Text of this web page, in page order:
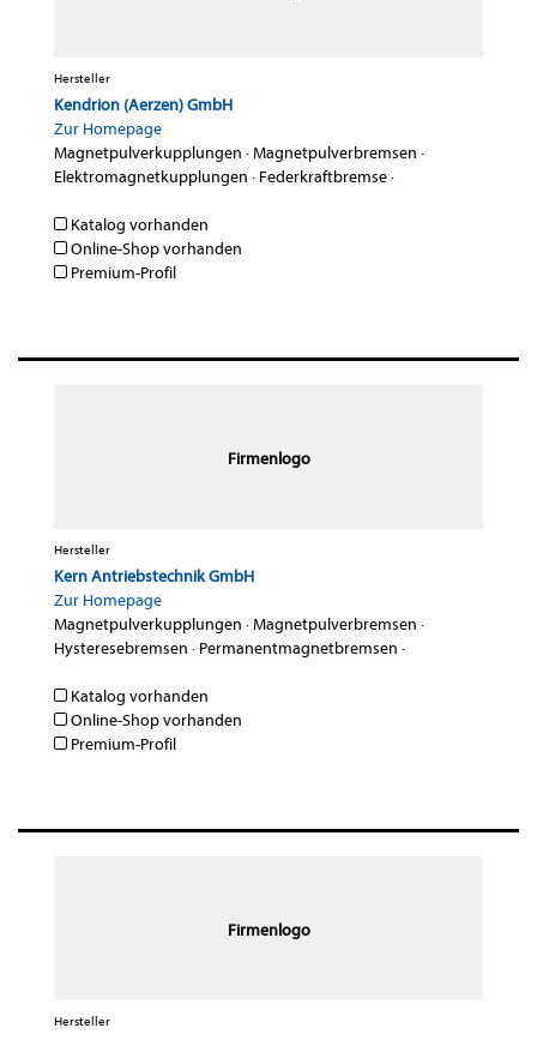
Hersteller
Kendrion (Aerzen) GmbH
Zur Homepage
Magnetpulverkupplungen ·Magnetpulverbremsen ·
Elektromagnetkupplungen · Federkraftbremse·
Katalog vorhanden
Online-Shop vorhanden
Premium-Profil
Firmenlogo
Hersteller
Kern Antriebstechnik GmbH
Zur Homepage
Magnetpulverkupplungen ·Magnetpulverbremsen ·
Hysteresebremsen · Permanentmagnetbremsen ·
Katalog vorhanden
Online-Shop vorhanden
Premium-Profil
Firmenlogo
Hersteller